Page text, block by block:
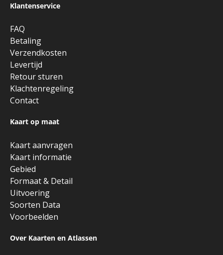
Klantenservice
FAQ
Betaling
Verzendkosten
Levertijd
Retour sturen
Klachtenregeling
Contact
Kaart op maat
Kaart aanvragen
Kaart informatie
Gebied
Formaat & Detail
Uitvoering
Soorten Data
Voorbeelden
Over Kaarten en Atlassen